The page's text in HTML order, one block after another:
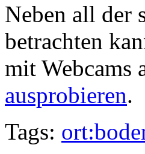
Neben all der
betrachten
mit Webcams
ausprobieren.
Tags: